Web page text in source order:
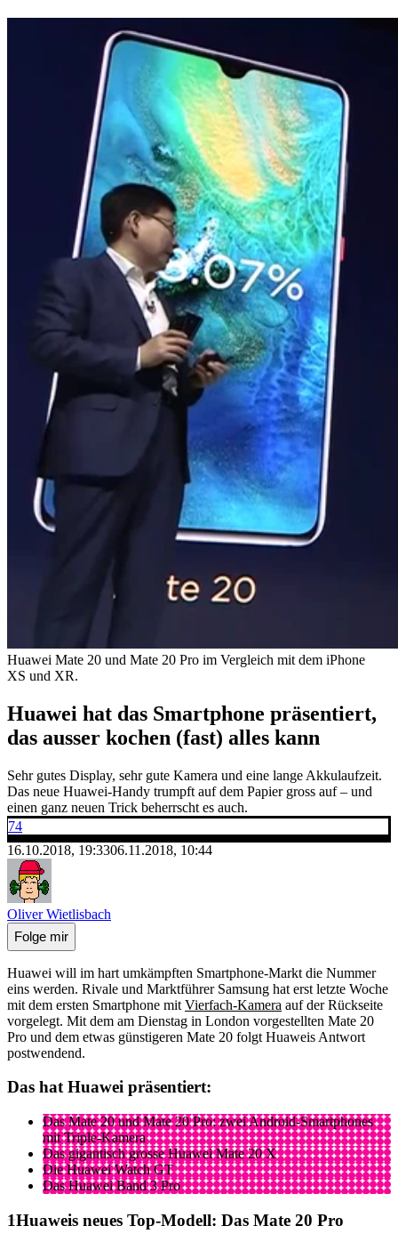
Huawei Mate 20 und Mate 20 Pro im Vergleich mit dem iPhone
XS und XR.
Huawei hat das Smartphone präsentiert,
das ausser kochen (fast) alles kann
Sehr gutes Display, sehr gute Kamera und eine lange Akkulaufzeit.
Das neue Huawei-Handy trumpft auf dem Papier gross auf – und
einen ganz neuen Trick beherrscht es auch.
74
16.10.2018, 19:3306.11.2018, 10:44
Oliver Wietlisbach
Folge mir
Huawei will im hart umkämpften Smartphone-Markt die Nummer
eins werden. Rivale und Marktführer Samsung hat erst letzte Woche
mit dem ersten Smartphone mit Vierfach-Kamera auf der Rückseite
vorgelegt. Mit dem am Dienstag in London vorgestellten Mate 20
Pro und dem etwas günstigeren Mate 20 folgt Huaweis Antwort
postwendend.
Das hat Huawei präsentiert:
Das Mate 20 und Mate 20 Pro: zwei Android-Smartphones
mit Triple-Kamera
Das gigantisch grosse Huawei Mate 20 X
Die Huawei Watch GT
Das Huawei Band 3 Pro
Huaweis neues Top-Modell: Das Mate 20 Pro